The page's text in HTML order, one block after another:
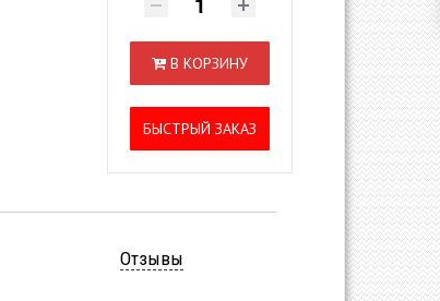
В КОРЗИНУ
БЫСТРЫЙ ЗАКАЗ
Отзывы